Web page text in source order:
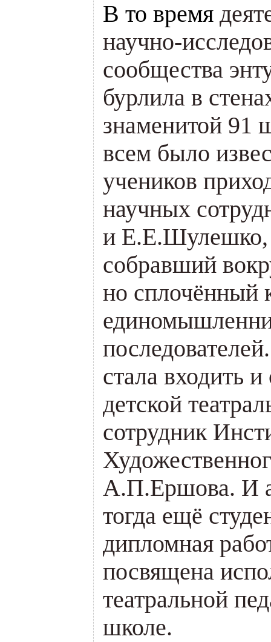
В то время
научно-
сообщества
бурлила в
знаменитой 91
всем было
учеников
научных
и Е.Е.Шулешко,
собравший
но сплочённый
стала входить
детской
сотрудник
А.П.Ершова. И
тогда ещё
дипломная
посвящена
театральной
школе.